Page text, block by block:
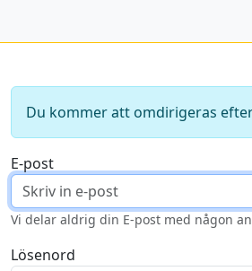
Du kommer att omdirigeras
E-post
Vi delar aldrig din E-post med någon
Lösenord